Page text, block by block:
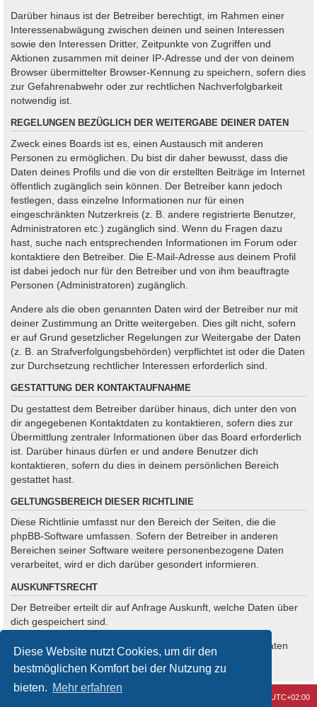
Diese Website nutzt Cookies, um dir den
bestmöglichen Komfort bei der Nutzung zu
bieten. Mehr erfahren
Darüber hinaus ist der Betreiber berechtigt, im Rahmen einer
Interessenabwägung zwischen deinen und seinen Interessen
sowie den Interessen Dritter, Zeitpunkte von Zugriffen und
Aktionen zusammen mit deiner IP-Adresse und der von deinem
Browser übermittelter Browser-Kennung zu speichern, sofern dies
zur Gefahrenabwehr oder zur rechtlichen Nachverfolgbarkeit
notwendig ist.
REGELUNGEN BEZÜGLICH DER WEITERGABE DEINER DATEN
Zweck eines Boards ist es, einen Austausch mit anderen
Personen zu ermöglichen. Du bist dir daher bewusst, dass die
Daten deines Profils und die von dir erstellten Beiträge im Internet
öffentlich zugänglich sein können. Der Betreiber kann jedoch
festlegen, dass einzelne Informationen nur für einen
eingeschränkten Nutzerkreis (z. B. andere registrierte Benutzer,
Administratoren etc.) zugänglich sind. Wenn du Fragen dazu
hast, suche nach entsprechenden Informationen im Forum oder
kontaktiere den Betreiber. Die E-Mail-Adresse aus deinem Profil
ist dabei jedoch nur für den Betreiber und von ihm beauftragte
Personen (Administratoren) zugänglich.
Andere als die oben genannten Daten wird der Betreiber nur mit
deiner Zustimmung an Dritte weitergeben. Dies gilt nicht, sofern
er auf Grund gesetzlicher Regelungen zur Weitergabe der Daten
(z. B. an Strafverfolgungsbehörden) verpflichtet ist oder die Daten
zur Durchsetzung rechtlicher Interessen erforderlich sind.
GESTATTUNG DER KONTAKTAUFNAHME
Du gestattest dem Betreiber darüber hinaus, dich unter den von
dir angegebenen Kontaktdaten zu kontaktieren, sofern dies zur
Übermittlung zentraler Informationen über das Board erforderlich
ist. Darüber hinaus dürfen er und andere Benutzer dich
kontaktieren, sofern du dies in deinem persönlichen Bereich
gestattet hast.
GELTUNGSBEREICH DIESER RICHTLINIE
Diese Richtlinie umfasst nur den Bereich der Seiten, die die
phpBB-Software umfassen. Sofern der Betreiber in anderen
Bereichen seiner Software weitere personenbezogene Daten
verarbeitet, wird er dich darüber gesondert informieren.
AUSKUNFTSRECHT
Der Betreiber erteilt dir auf Anfrage Auskunft, welche Daten über
dich gespeichert sind.
Du kannst jederzeit die Löschung bzw. Sperrung deiner Daten
verlangen. Kontaktiere hierzu bitte den Betreiber.
UTC+02:00